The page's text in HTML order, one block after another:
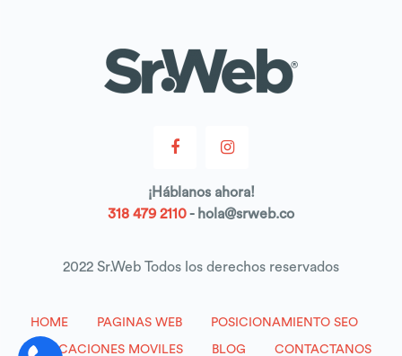
¡Háblanosahora!
318 479 2110- hola@srweb.co
2022 Sr.Web Todos los derechos reservados
HOME PAGINAS WEB POSICIONAMIENTO SEO
APLICACIONES MOVILES BLOG CONTACTANOS